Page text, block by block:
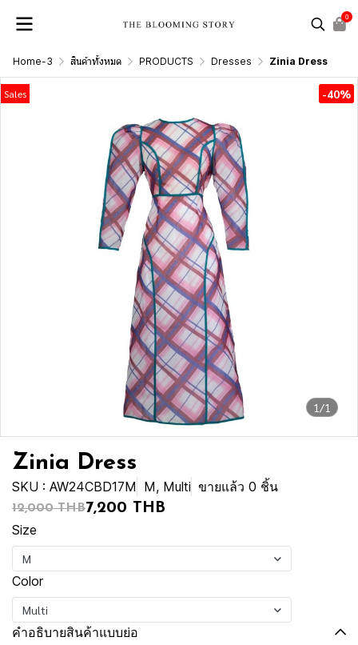
0
Home-3 สินค้าทั้งหมด PRODUCTS Dresses Zinia Dress
1/1
Sales -40%
Zinia Dress
SKU : AW24CBD17M M, Multi ขายแล้ว 0 ชิ้น
12,000 THB7,200 THB
Size
M
Color
Multi
คำอธิบายสินค้าแบบย่อ